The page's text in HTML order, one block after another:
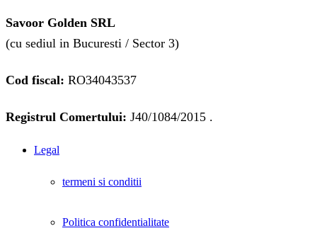
Savoor Golden SRL
(cu sediul in Bucuresti / Sector 3)
Cod fiscal: RO34043537
Registrul Comertului: J40/1084/2015 .
Legal
termeni si conditii
Politica confidentialitate